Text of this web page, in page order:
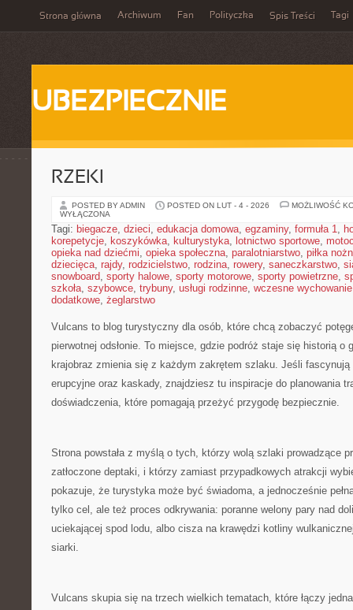
Strona główna Archiwum Fan Polityczka Spis Treści Tagi
UBEZPIECZNIE
RZEKI
POSTED BY ADMIN POSTED ON LUT - 4 - 2026
MOŻLIWOŚĆ
WYŁĄCZONA
Tagi: biegacze, dzieci, edukacja domowa, egzaminy, formuła 1,
korepetycje, koszykówka, kulturystyka, lotnictwo sportowe,
opieka nad dziećmi, opieka społeczna, paralotniarstwo, piłka
dziecięca, rajdy, rodzicielstwo, rodzina, rowery, saneczkarstwo,
snowboard, sporty halowe, sporty motorowe, sporty powietrzne,
szkoła, szybowce, trybuny, usługi rodzinne, wczesne wychowanie
dodatkowe, żeglarstwo
Vulcans to blog turystyczny dla osób, które chcą zobaczyć
pierwotnej odsłonie. To miejsce, gdzie podróż staje się historią o
krajobraz zmienia się z każdym zakrętem szlaku. Jeśli fascynują
erupcyjne oraz kaskady, znajdziesz tu inspiracje do planowania
doświadczenia, które pomagają przeżyć przygodę bezpiecznie.
Strona powstała z myślą o tych, którzy wolą szlaki prowadzące
zatłoczone deptaki, i którzy zamiast przypadkowych atrakcji
pokazuje, że turystyka może być świadoma, a jednocześnie
tylko cel, ale też proces odkrywania: poranne welony pary nad
uciekającej spod lodu, albo cisza na krawędzi kotliny
siarki.
Vulcans skupia się na trzech wielkich tematach, które łączy